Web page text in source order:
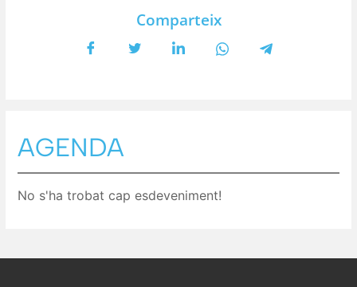
Comparteix
AGENDA
No s'ha trobat cap esdeveniment!